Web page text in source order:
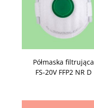
Półmaska filtrująca
FS-20V FFP2 NR D